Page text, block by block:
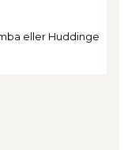
eller Huddinge